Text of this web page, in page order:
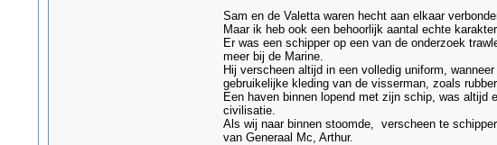
Sam en de Valetta waren hecht aan elkaar
Maar ik heb ook een behoorlijk aantal echte
Er was een schipper op een van de onderzoek
meer bij de Marine.
Hij verscheen altijd in een volledig uniform,
gebruikelijke kleding van de visserman, zoals
Een haven binnen lopend met zijn schip, was
civilisatie.
Als wij naar binnen stoomde, verscheen te
van Generaal Mc, Arthur.